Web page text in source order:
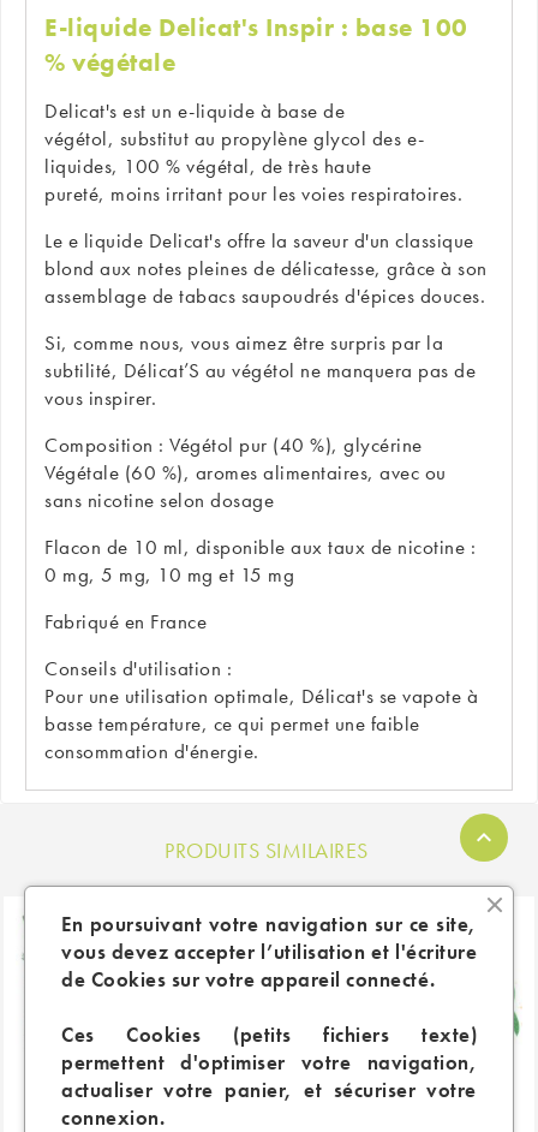
E-liquide Delicat's Inspir : base 100
% végétale
Delicat's est un e-liquide à base de
végétol, substitut au propylène glycol des e-
liquides, 100 % végétal, de très haute
pureté, moins irritant pour les voies respiratoires.
Le e liquide Delicat's offre la saveur d'un classique
blond aux notes pleines de délicatesse, grâce à son
assemblage de tabacs saupoudrés d'épices douces.
Si, comme nous, vous aimez être surpris par la
subtilité, Délicat’S au végétol ne manquera pas de
vous inspirer.
Composition : Végétol pur (40 %), glycérine
Végétale (60 %), aromes alimentaires, avec ou
sans nicotine selon dosage
Flacon de 10 ml, disponible aux taux de nicotine :
0 mg, 5 mg, 10 mg et 15 mg
Fabriqué en France
Conseils d'utilisation :
Pour une utilisation optimale, Délicat's se vapote à
basse température, ce qui permet une faible
consommation d'énergie.
PRODUITS SIMILAIRES
En poursuivant votre navigation sur ce site,
vous devez accepter l’utilisation et l'écriture
de Cookies sur votre appareil connecté.
Ces Cookies (petits fichiers texte)
permettent d'optimiser votre navigation,
actualiser votre panier, et sécuriser votre
connexion.